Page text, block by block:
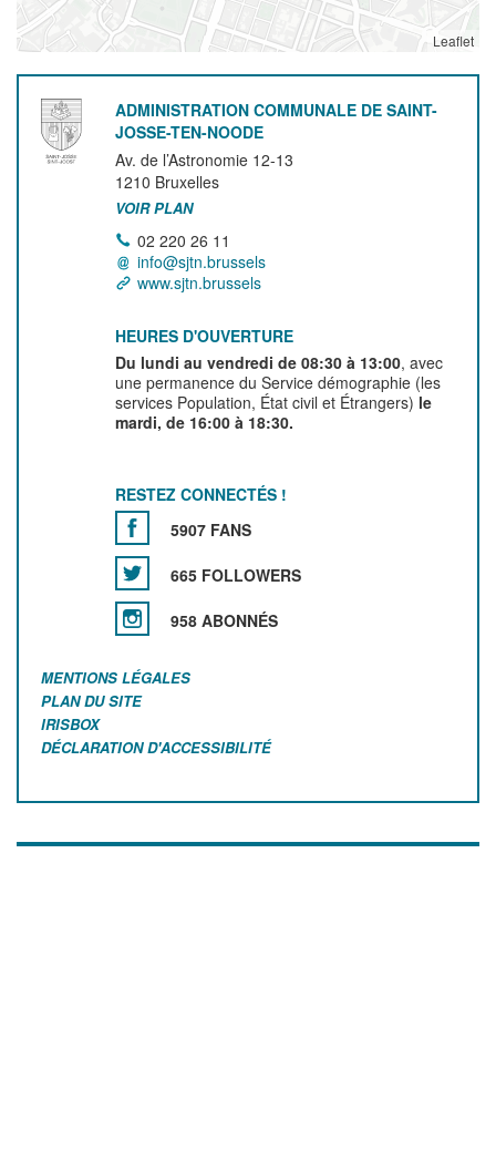
Leaflet
ADMINISTRATION COMMUNALE DE SAINT-
JOSSE-TEN-NOODE
Av. de l’Astronomie 12-13
1210 Bruxelles
VOIR PLAN
02 220 26 11
info@sjtn.brussels
www.sjtn.brussels
HEURES D'OUVERTURE
Du lundi au vendredi de 08:30 à 13:00, avec
une permanence du Service démographie (les
services Population, État civil et Étrangers) le
mardi, de 16:00 à 18:30.
RESTEZ CONNECTÉS !
5907 FANS
665 FOLLOWERS
958 ABONNÉS
MENTIONS LÉGALES
PLAN DU SITE
IRISBOX
DÉCLARATION D'ACCESSIBILITÉ